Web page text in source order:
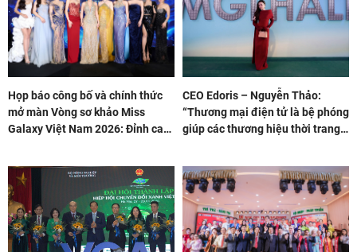
Họp báo công bố và chính thức
mở màn Vòng sơ khảo Miss
Galaxy Việt Nam 2026: Đỉnh cao
CEO Edoris – Nguyễn Thảo:
“Thương mại điện tử là bệ phóng
giúp các thương hiệu thời trang